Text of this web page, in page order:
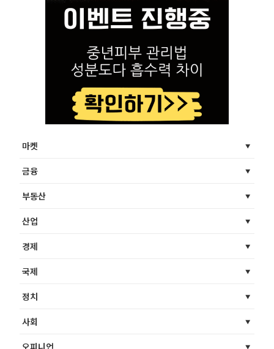
마켓
금융
부동산
산업
경제
국제
정치
사회
오피니언